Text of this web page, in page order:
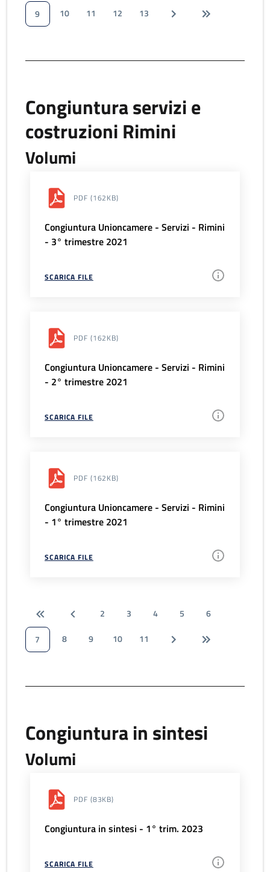
9
10 11 12 13
Congiuntura servizi e
costruzioni Rimini
Volumi
PDF (162KB)
Congiuntura Unioncamere - Servizi - Rimini
- 3° trimestre 2021
SCARICA FILE
PDF (162KB)
Congiuntura Unioncamere - Servizi - Rimini
- 2° trimestre 2021
SCARICA FILE
PDF (162KB)
Congiuntura Unioncamere - Servizi - Rimini
- 1° trimestre 2021
SCARICA FILE
2 3 4 5
6
7
8 9 10 11
Congiuntura in sintesi
Volumi
PDF (83KB)
Congiuntura in sintesi - 1° trim. 2023
SCARICA FILE